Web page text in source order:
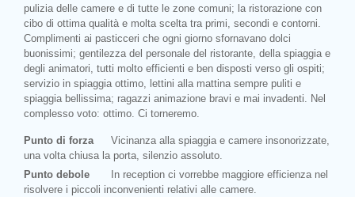
pulizia delle camere e di tutte le zone comuni; la ristorazione con
cibo di ottima qualità e molta scelta tra primi, secondi e contorni.
Complimenti ai pasticceri che ogni giorno sfornavano dolci
buonissimi; gentilezza del personale del ristorante, della spiaggia e
degli animatori, tutti molto efficienti e ben disposti verso gli ospiti;
servizio in spiaggia ottimo, lettini alla mattina sempre puliti e
spiaggia bellissima; ragazzi animazione bravi e mai invadenti. Nel
complesso voto: ottimo. Ci torneremo.
Punto di forza
Vicinanza alla spiaggia e camere insonorizzate,
una volta chiusa la porta, silenzio assoluto.
Punto debole
In reception ci vorrebbe maggiore efficienza nel
risolvere i piccoli inconvenienti relativi alle camere.